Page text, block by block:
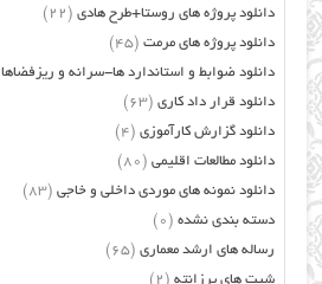
دانلود پروژه های روستا+طرح هادی (22)
دانلود پروژه های مرمت (45)
دانلود ضوابط و استاندارد ها-سرانه و ریزفضاها
دانلود قرار داد کاری (63)
دانلود گزارش کارآموزی (4)
دانلود مطالعات اقلیمی (80)
دانلود نمونه های موردی داخلی و خاجی (83)
دسته بندی نشده (0)
رساله های ارشد معماری (65)
شیت های پرزانته (2)